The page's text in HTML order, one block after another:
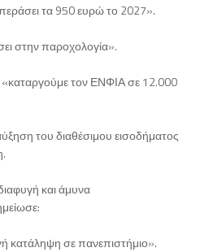
τα 950 ευρώ το 2027».
στην παροχολογία».
τον ΕΝΦΙΑ σε 12.000
του διαθέσιμου εισοδήματος
και άμυνα
κατάληψη σε πανεπιστήμιο».